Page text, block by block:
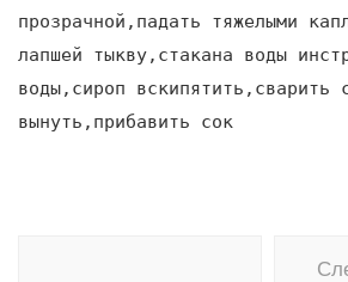
прозрачной,падать тяжелыми
лапшей тыкву,стакана воды
воды,сироп вскипятить,сварить
вынуть,прибавить сок